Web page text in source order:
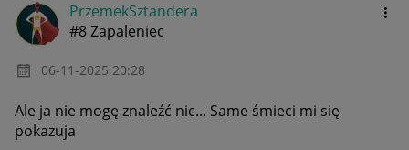
PrzemekSztandera
#8 Zapaleniec
‎06-11-2025 20:28
Ale ja nie mogę znaleźć nic... Same śmieci mi się
pokazuja